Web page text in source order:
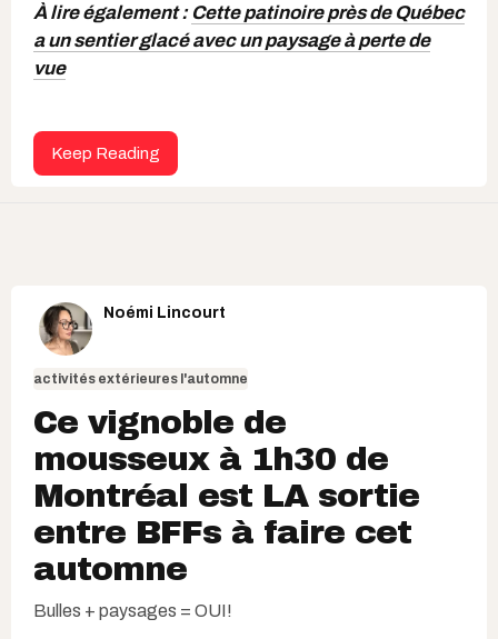
À lire également : Cette patinoire près de Québec
a un sentier glacé avec un paysage à perte de
vue
Keep Reading
Noémi Lincourt
activités extérieures l'automne
Ce vignoble de
mousseux à 1h30 de
Montréal est LA sortie
entre BFFs à faire cet
automne
Bulles + paysages = OUI!